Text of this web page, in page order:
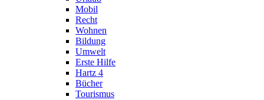
Mobil
Recht
Wohnen
Bildung
Umwelt
Erste Hilfe
Hartz 4
Bücher
Tourismus